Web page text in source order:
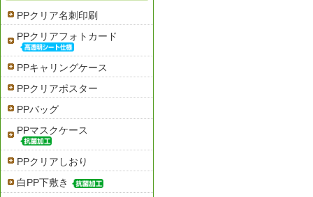
PPクリア名刺印刷
PPクリアフォトカード
PPキャリングケース
PPクリアポスター
PPバッグ
PPマスクケース
PPクリアしおり
白PP下敷き